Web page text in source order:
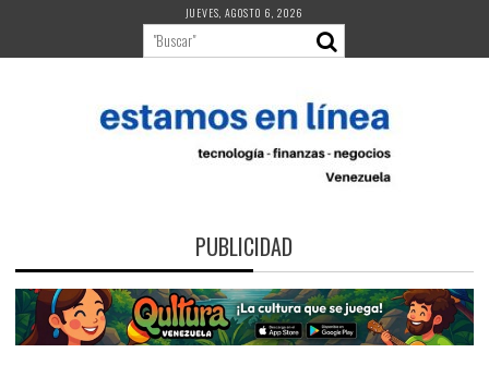
contenido
JUEVES, AGOSTO 6, 2026
PUBLICIDAD